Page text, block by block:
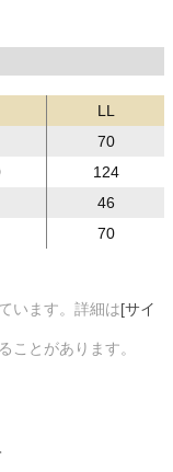
LL
70
124
46
70
います。詳細は[サイ
ことがあります。